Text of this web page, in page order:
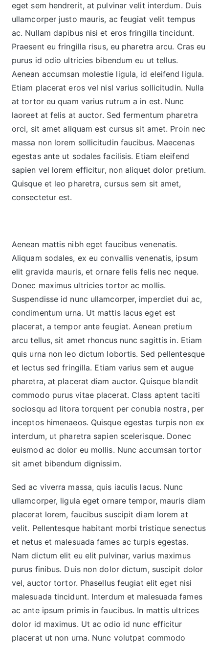
eget sem hendrerit, at pulvinar velit interdum. Duis
ullamcorper justo mauris, ac feugiat velit tempus
ac. Nullam dapibus nisi et eros fringilla tincidunt.
Praesent eu fringilla risus, eu pharetra arcu. Cras eu
purus id odio ultricies bibendum eu ut tellus.
Aenean accumsan molestie ligula, id eleifend ligula.
Etiam placerat eros vel nisl varius sollicitudin. Nulla
at tortor eu quam varius rutrum a in est. Nunc
laoreet at felis at auctor. Sed fermentum pharetra
orci, sit amet aliquam est cursus sit amet. Proin nec
massa non lorem sollicitudin faucibus. Maecenas
egestas ante ut sodales facilisis. Etiam eleifend
sapien vel lorem efficitur, non aliquet dolor pretium.
Quisque et leo pharetra, cursus sem sit amet,
consectetur est.
Aenean mattis nibh eget faucibus venenatis.
Aliquam sodales, ex eu convallis venenatis, ipsum
elit gravida mauris, et ornare felis felis nec neque.
Donec maximus ultricies tortor ac mollis.
Suspendisse id nunc ullamcorper, imperdiet dui ac,
condimentum urna. Ut mattis lacus eget est
placerat, a tempor ante feugiat. Aenean pretium
arcu tellus, sit amet rhoncus nunc sagittis in. Etiam
quis urna non leo dictum lobortis. Sed pellentesque
et lectus sed fringilla. Etiam varius sem et augue
pharetra, at placerat diam auctor. Quisque blandit
commodo purus vitae placerat. Class aptent taciti
sociosqu ad litora torquent per conubia nostra, per
inceptos himenaeos. Quisque egestas turpis non ex
interdum, ut pharetra sapien scelerisque. Donec
euismod ac dolor eu mollis. Nunc accumsan tortor
sit amet bibendum dignissim.
Sed ac viverra massa, quis iaculis lacus. Nunc
ullamcorper, ligula eget ornare tempor, mauris diam
placerat lorem, faucibus suscipit diam lorem at
velit. Pellentesque habitant morbi tristique senectus
et netus et malesuada fames ac turpis egestas.
Nam dictum elit eu elit pulvinar, varius maximus
purus finibus. Duis non dolor dictum, suscipit dolor
vel, auctor tortor. Phasellus feugiat elit eget nisi
malesuada tincidunt. Interdum et malesuada fames
ac ante ipsum primis in faucibus. In mattis ultrices
dolor id maximus. Ut ac odio id nunc efficitur
placerat ut non urna. Nunc volutpat commodo